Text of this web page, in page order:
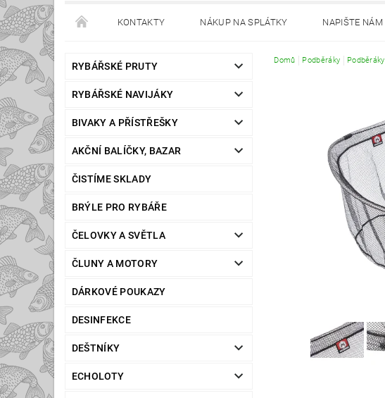
KONTAKTY NÁKUP NA SPLÁTKY NAPIŠTE NÁM
RYBÁŘSKÉ PRUTY
RYBÁŘSKÉ NAVIJÁKY
BIVAKY A PŘÍSTŘEŠKY
AKČNÍ BALÍČKY, BAZAR
ČISTÍME SKLADY
BRÝLE PRO RYBÁŘE
ČELOVKY A SVĚTLA
ČLUNY A MOTORY
DÁRKOVÉ POUKAZY
DESINFEKCE
DEŠTNÍKY
ECHOLOTY
Domů Podběráky Podběráky